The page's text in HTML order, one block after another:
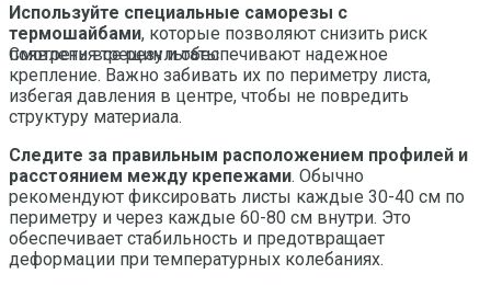
Смотреть все результаты
Используйте специальные саморезы с
термошайбами, которые позволяют снизить риск
появления трещин и обеспечивают надежное
крепление. Важно забивать их по периметру листа,
избегая давления в центре, чтобы не повредить
структуру материала.
Следите за правильным расположением профилей и
расстоянием между крепежами. Обычно
рекомендуют фиксировать листы каждые 30-40 см по
периметру и через каждые 60-80 см внутри. Это
обеспечивает стабильность и предотвращает
деформации при температурных колебаниях.